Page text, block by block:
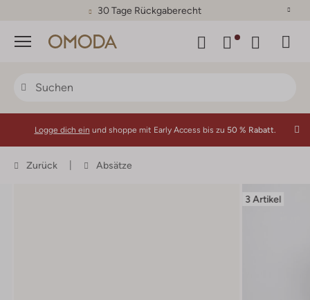
30 Tage Rückgaberecht
Menü
Logge dich ein und shoppe mit Early Access bis zu 50 % Rabatt.
Zurück Absätze
3 Artikel